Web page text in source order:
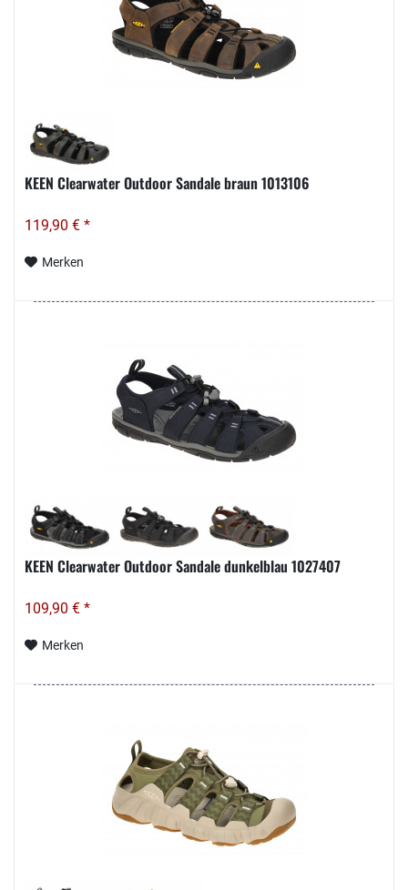
KEEN Clearwater Outdoor Sandale braun 1013106
119,90 € *
Merken
KEEN Clearwater Outdoor Sandale dunkelblau 1027407
109,90 € *
Merken